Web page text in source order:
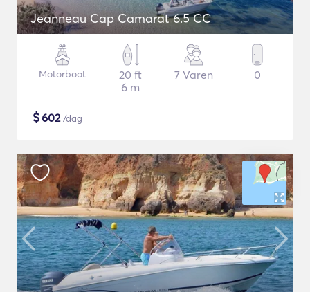
Jeanneau Cap Camarat 6.5 CC
Motorboot
20 ft
6 m
7 Varen 0
$602/dag